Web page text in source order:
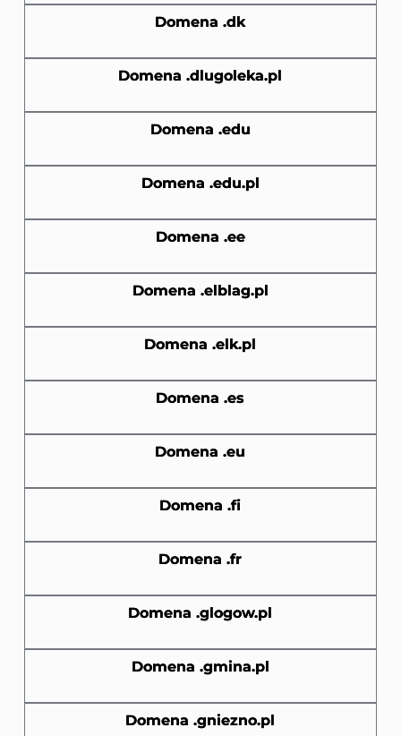
Domena .dk
Domena .dlugoleka.pl
Domena .edu
Domena .edu.pl
Domena .ee
Domena .elblag.pl
Domena .elk.pl
Domena .es
Domena .eu
Domena .fi
Domena .fr
Domena .glogow.pl
Domena .gmina.pl
Domena .gniezno.pl